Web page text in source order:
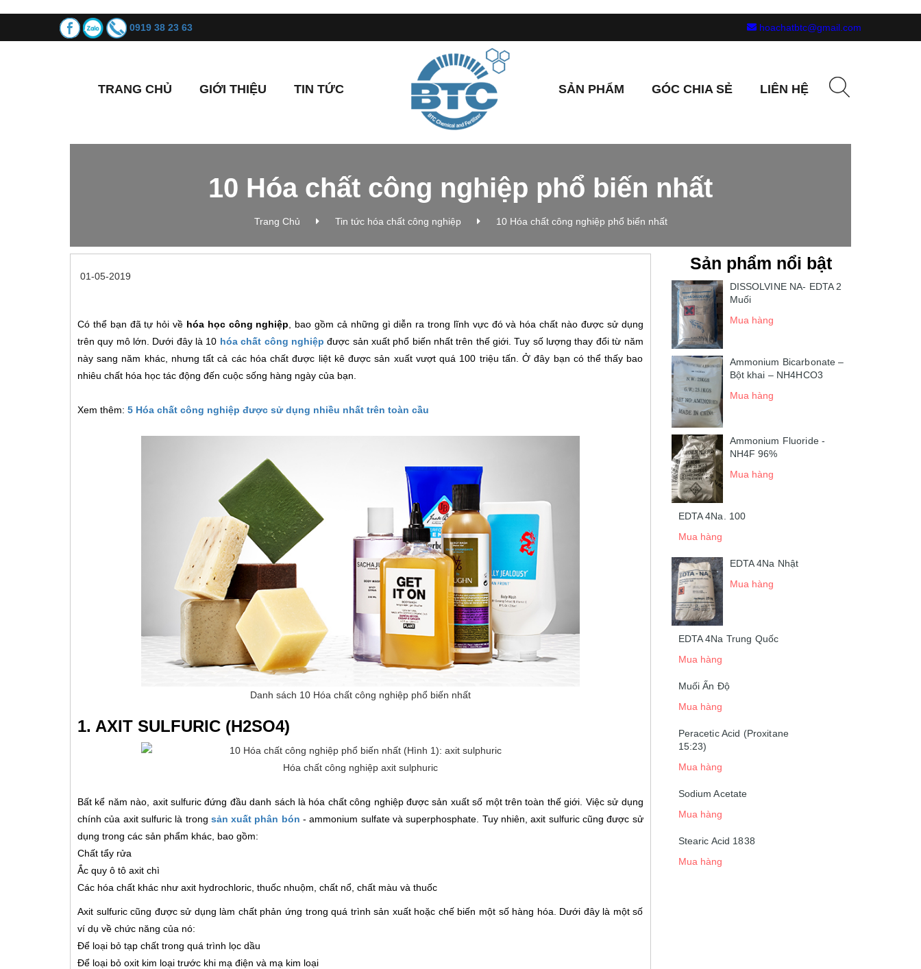
0919 38 23 63 hoachatbtc@gmail.com
TRANG CHỦ GIỚI THIỆU TIN TỨC SẢN PHẨM GÓC CHIA SẺ LIÊN HỆ
10 Hóa chất công nghiệp phổ biến nhất
Trang Chủ Tin tức hóa chất công nghiệp 10 Hóa chất công nghiệp phổ biến nhất
01-05-2019
Có thể bạn đã tự hỏi về hóa học công nghiệp , bao gồm cả những gì diễn ra trong lĩnh vực đó và hóa chất nào được sử dụng
trên quy mô lớn. Dưới đây là 10 hóa chất công nghiệp được sản xuất phổ biến nhất trên thế giới. Tuy số lượng thay đổi từ năm
này sang năm khác, nhưng tất cả các hóa chất được liệt kê được sản xuất vượt quá 100 triệu tấn. Ở đây bạn có thể thấy bao
nhiêu chất hóa học tác động đến cuộc sống hàng ngày của bạn.
Xem thêm: 5 Hóa chất công nghiệp được sử dụng nhiều nhất trên toàn cầu
Danh sách 10 Hóa chất công nghiệp phổ biến nhất
1. AXIT SULFURIC (H2SO4)
Hóa chất công nghiệp axit sulphuric
Bất kể năm nào, axit sulfuric đứng đầu danh sách là hóa chất công nghiệp được sản xuất số một trên toàn thế giới. Việc sử dụng
chính của axit sulfuric là trong sản xuất phân bón - ammonium sulfate và superphosphate. Tuy nhiên, axit sulfuric cũng được sử
dụng trong các sản phẩm khác, bao gồm:
Chất tẩy rửa
Ắc quy ô tô axit chì
Các hóa chất khác như axit hydrochloric, thuốc nhuộm, chất nổ, chất màu và thuốc
Axit sulfuric cũng được sử dụng làm chất phản ứng trong quá trình sản xuất hoặc chế biến một số hàng hóa. Dưới đây là một số
ví dụ về chức năng của nó:
Để loại bỏ tạp chất trong quá trình lọc dầu
Để loại bỏ oxit kim loại trước khi mạ điện và mạ kim loại
Sản phẩm nổi bật
DISSOLVINE NA- EDTA 2
Muối
Mua hàng
Ammonium Bicarbonate –
Bột khai – NH4HCO3
Mua hàng
Ammonium Fluoride -
NH4F 96%
Mua hàng
EDTA 4Na. 100
Mua hàng
EDTA 4Na Nhật
Mua hàng
EDTA 4Na Trung Quốc
Mua hàng
Muối Ấn Độ
Mua hàng
Peracetic Acid (Proxitane
15:23)
Mua hàng
Sodium Acetate
Mua hàng
Stearic Acid 1838
Mua hàng